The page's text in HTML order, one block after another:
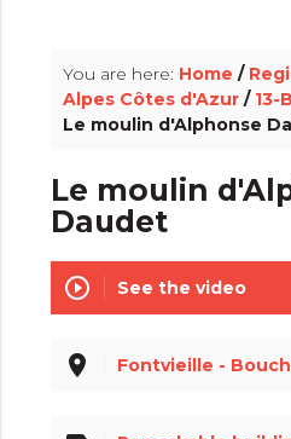
You are here: Home /
Alpes Côtes d'Azur / 13-
Le moulin d'Alphonse
Le moulin
Daudet
play_circle_outline See the video
place Fontvieille -